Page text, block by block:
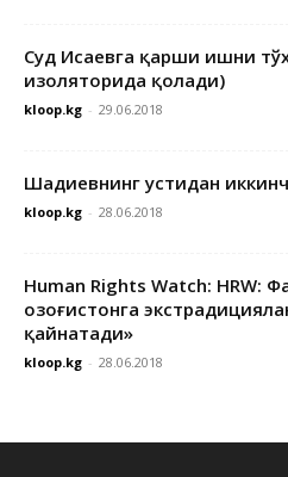
Суд Исаевга қарши ишни
изоляторида қолади)
kloop.kg - 29.06.2018
Шадиевнинг устидан
kloop.kg - 28.06.2018
Human Rights Watch: HRW:
Қозоғистонга
қайнатади»
kloop.kg - 28.06.2018